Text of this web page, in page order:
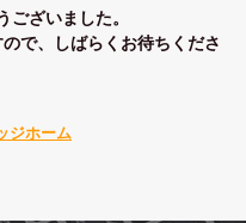
ございました。
で、しばらくお待ちくださ
ジホーム